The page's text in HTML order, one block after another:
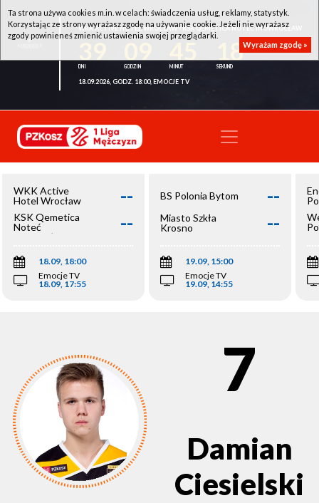
WKK ACTIVE HOTEL WROCŁAW - KSK QEMETICA NOTEĆ INOWROCŁAW
18
18.09.2026, GODZ. 18:00, EMOCJE TV
WKK Active
Hotel Wrocław
--
KSK Qemetica
Noteć
Inowrocław
--
18.09, 18:00
Emocje TV
18.09, 17:55
BS Polonia Bytom --
Miasto Szkła
Krosno
--
19.09, 15:00
Emocje TV
19.09, 14:55
7
Damian
Ciesielski
Ta strona używa cookies m.in. w celach: świadczenia usług, reklamy, statystyk.
Korzystając ze strony wyrażasz zgodę na używanie cookie. Jeżeli nie wyrażasz
zgody powinieneś zmienić ustawienia swojej przeglądarki.
Wyrażam zgodę »